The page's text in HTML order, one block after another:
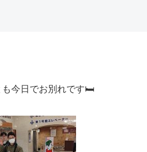
も今日でお別れです🛏️